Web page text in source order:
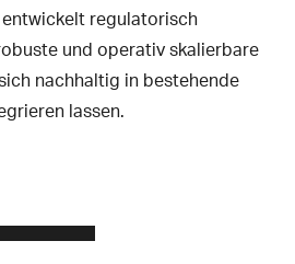
regulatorisch
und operativ skalierbare
nachhaltig in bestehende
lassen.